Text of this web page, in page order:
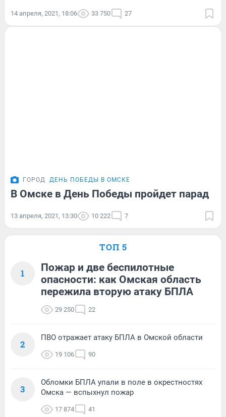
14 апреля, 2021, 18:06 33 750 27
ГОРОД ДЕНЬ ПОБЕДЫ В ОМСКЕ
В Омске в День Победы пройдет парад
13 апреля, 2021, 13:30 10 222 7
ТОП 5
1
Пожар и две беспилотные
опасности: как Омская область
пережила вторую атаку БПЛА
29 250 22
2
ПВО отражает атаку БПЛА в Омской области
19 106 90
3
Обломки БПЛА упали в поле в окрестностях
Омска — вспыхнул пожар
17 874 41